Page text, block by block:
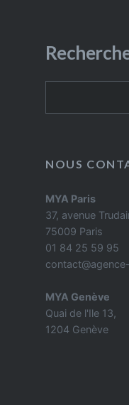
NOUS
MYA Paris
37, avenue
75009 Paris
01 84 25 59 95
MYA Genève
Quai de l'Ile 13,
1204 Genève